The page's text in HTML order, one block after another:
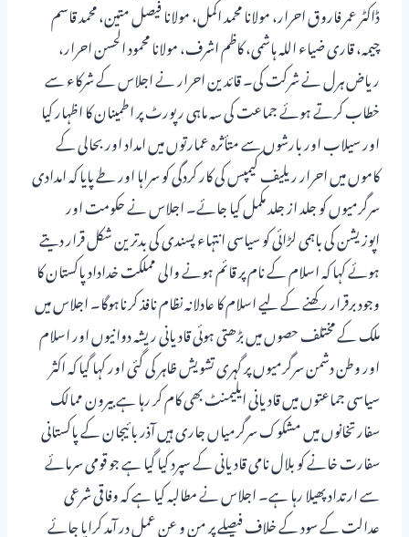
ڈاکٹر عمر فاروق احرار، مولانا محمد اکمل، مولانا فیصل متین، محمد قاسم
چیمہ، قاری ضیاء اللہ ہاشمی، کاظم اشرف، مولانا محمود الحسن احرار،
ریاض ہرل نے شرکت کی۔ قائدین احرار نے اجلاس کے شرکاء سے
خطاب کرتے ہوئے جماعت کی سہ ماہی رپورٹ پر اطمینان کا اظہار کیا
اور سیلاب اور بارشوں سے متأثرہ عمارتوں میں امداد اور بحالی کے
کاموں میں احرار ریلیف کیمپس کی کار کردگی کو سراہا اور طے پایا کہ امدادی
سرگرمیوں کو جلد از جلد مکمل کیا جائے۔ اجلاس نے حکومت اور
اپوزیشن کی باہمی لڑائی کو سیاسی انتہاء پسندی کی بدترین شکل قرار دیتے
ہوئے کہا کہ اسلام کے نام پر قائم ہونے والی مملکت خداداد پاکستان کا
وجود برقرار رکھنے کے لیے اسلام کا عادلانہ نظام نافذ کرناہوگا۔ اجلاس میں
ملک کے مختلف حصوں میں بڑھتی ہوئی قادیانی ریشہ دوانیوں اور اسلام
اور وطن دشمن سرگرمیوں پر گہری تشویش ظاہر کی گئی اور کہا گیا کہ اکثر
سیاسی جماعتوں میں قادیانی ایلیمنٹ بھی کام کر رہا ہے بیرون ممالک
سفارتخانوں میں مشکوک سرگرمیاں جاری ہیں آذر بائیجان کے پاکستانی
سفارت خانے کو بلال نامی قادیانی کے سپرد کیا گیا ہے جو قومی سرمائے
سے ارتداد پھیلا رہا ہے۔ اجلاس نے مطالبہ کیا ہے کہ وفاقی شرعی
عدالت کے سود کے خلاف فیصلے پر من و عن عمل در آمد کرایا جائے